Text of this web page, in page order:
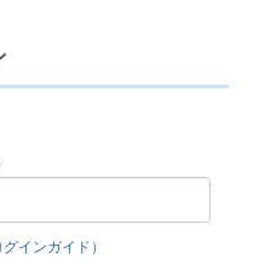
グインガイド）